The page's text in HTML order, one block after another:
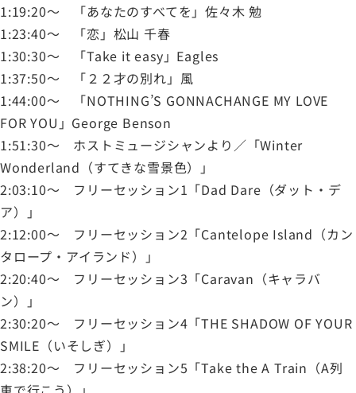
1:19:20～ 「あなたのすべてを」佐々木 勉
1:23:40～ 「恋」松山 千春
1:30:30～ 「Take it easy」Eagles
1:37:50～ 「２２才の別れ」風
1:44:00～ 「NOTHING’S GONNACHANGE MY LOVE
FOR YOU」George Benson
1:51:30～ ホストミュージシャンより／「Winter
Wonderland（すてきな雪景色）」
2:03:10～ フリーセッション1「Dad Dare（ダット・デ
ア）」
2:12:00～ フリーセッション2「Cantelope Island（カン
タロープ・アイランド）」
2:20:40～ フリーセッション3「Caravan（キャラバ
ン）」
2:30:20～ フリーセッション4「THE SHADOW OF YOUR
SMILE（いそしぎ）」
2:38:20～ フリーセッション5「Take the A Train（A列